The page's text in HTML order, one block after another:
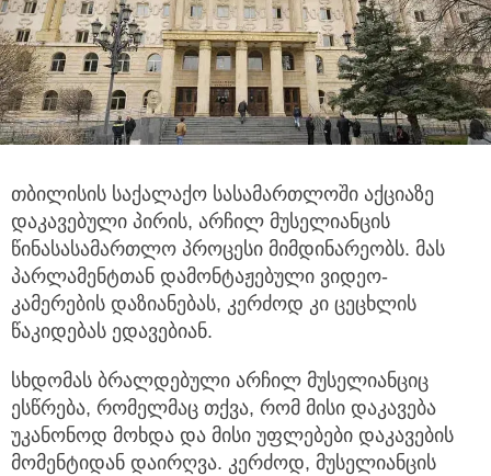
თბილისის საქალაქო სასამართლოში აქციაზე
დაკავებული პირის, არჩილ მუსელიანცის
წინასასამართლო პროცესი მიმდინარეობს. მას
პარლამენტთან დამონტაჟებული ვიდეო-
კამერების დაზიანებას, კერძოდ კი ცეცხლის
წაკიდებას ედავებიან.
სხდომას ბრალდებული არჩილ მუსელიანციც
ესწრება, რომელმაც თქვა, რომ მისი დაკავება
უკანონოდ მოხდა და მისი უფლებები დაკავების
მომენტიდან დაირღვა. კერძოდ, მუსელიანცის